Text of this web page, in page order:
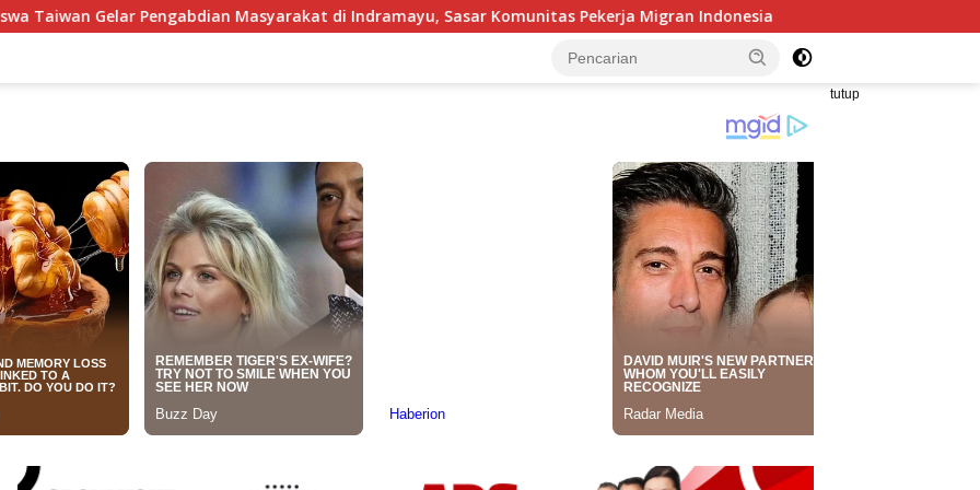
Masyarakat di Indramayu, Sasar Komunitas Pekerja Migran Indonesia MENGUKUR PELUANG GUS YAHYA VERSUS
tutup